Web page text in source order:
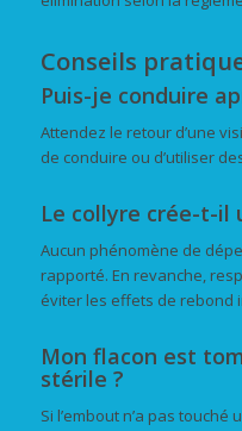
Conseils
Puis-je conduire
Attendez le retour d’une
de conduire ou d’utiliser
Le collyre crée-t-il
Aucun phénomène de
rapporté. En revanche,
éviter les effets de rebond
Mon flacon est
stérile ?
Si l’embout n’a pas